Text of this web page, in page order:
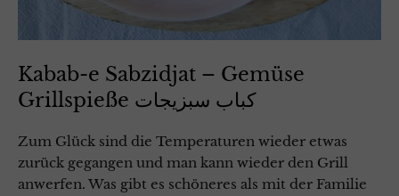
Kabab-e Sabzidjat – Gemüse
Grillspieße کباب سبزیجات
Zum Glück sind die Temperaturen wieder etwas
zurück gegangen und man kann wieder den Grill
anwerfen. Was gibt es schöneres als mit der Familie